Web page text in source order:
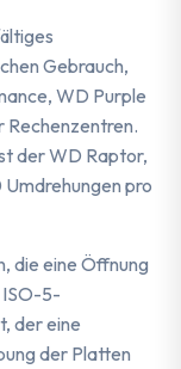
Gebrauch,
WD Purple
Rechenzentren.
der WD Raptor,
pro
die eine Öffnung
5-
der eine
der Platten